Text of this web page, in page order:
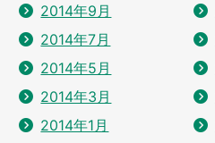
2014年9月
2014年7月
2014年5月
2014年3月
2014年1月